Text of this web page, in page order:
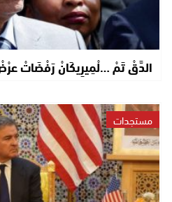
الدَّقْ تَمْ …لْمِيرِيكَانْ رَفْضَاتْ
مستجدات